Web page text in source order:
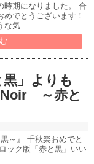
時期になりました。 合
でとうございます！
気...
」よりも
Noir ～赤と
～』 千秋楽おめでと
ック版「赤と黒」いい